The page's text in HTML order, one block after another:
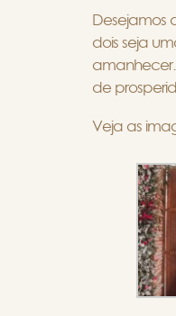
Desejamos
dois seja
de
Veja as